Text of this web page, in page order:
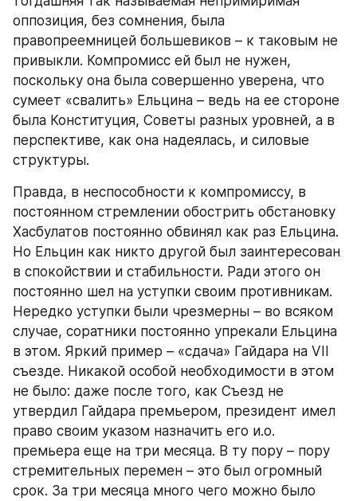
оппозиция, без сомнения, была
правопреемницей большевиков – к таковым не
привыкли. Компромисс ей был не нужен,
поскольку она была совершенно уверена, что
сумеет «свалить» Ельцина – ведь на ее стороне
была Конституция, Советы разных уровней, а в
перспективе, как она надеялась, и силовые
структуры.
Правда, в неспособности к компромиссу, в
постоянном стремлении обострить обстановку
Хасбулатов постоянно обвинял как раз Ельцина.
Но Ельцин как никто другой был заинтересован
в спокойствии и стабильности. Ради этого он
постоянно шел на уступки своим противникам.
Нередко уступки были чрезмерны – во всяком
случае, соратники постоянно упрекали Ельцина
в этом. Яркий пример – «сдача» Гайдара на VII
съезде. Никакой особой необходимости в этом
не было: даже после того, как Съезд не
утвердил Гайдара премьером, президент имел
право своим указом назначить его и.о.
премьера еще на три месяца. В ту пору – пору
стремительных перемен – это был огромный
срок. За три месяца много чего можно было